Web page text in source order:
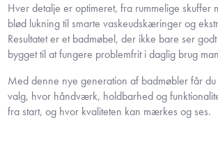
Hver detalje er optimeret, fra rummelige skuffer
blød lukning til smarte vaskeudskæringer og
Resultatet er et badmøbel, der ikke bare ser
bygget til at fungere problemfrit i daglig brug
Med denne nye generation af badmøbler får du
valg, hvor håndværk, holdbarhed og
fra start, og hvor kvaliteten kan mærkes og ses.